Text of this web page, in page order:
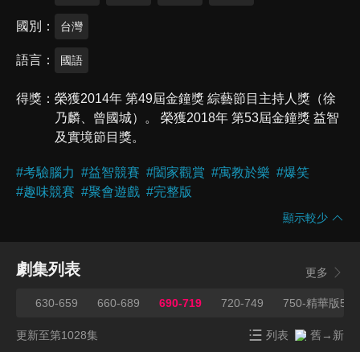
國別 台灣
語言 國語
得獎
榮獲2014年 第49屆金鐘獎 綜藝節目主持人獎（徐
乃麟、曾國城）。 榮獲2018年 第53屆金鐘獎 益智
及實境節目獎。
#考驗腦力 #益智競賽 #闔家觀賞 #寓教於樂 #爆笑
#趣味競賽 #聚會遊戲 #完整版
顯示較少
劇集列表 更多
630-659 660-689 690-719 720-749 750-精華版5
更新至第1028集 列表 舊→新